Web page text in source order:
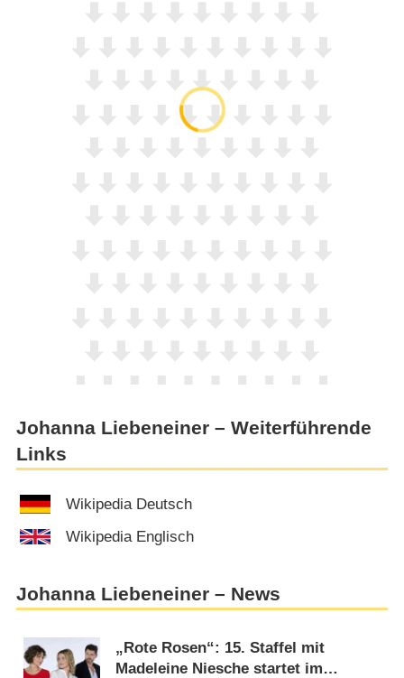
Johanna Liebeneiner – Weiterführende
Links
Wikipedia Deutsch
Wikipedia Englisch
Johanna Liebeneiner – News
„Rote Rosen“: 15. Staffel mit
Madeleine Niesche startet im